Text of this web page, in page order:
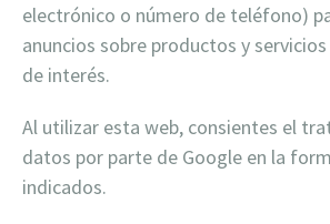
electrónico o número de teléfono)
anuncios sobre productos y
de interés.
Al utilizar esta web, consientes el
datos por parte de Google en la
indicados.